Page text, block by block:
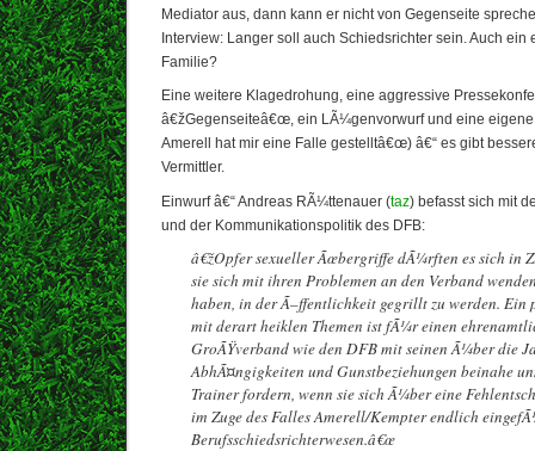
Mediator aus, dann kann er nicht von Gegenseite
Interview: Langer soll auch Schiedsrichter sein. Auch ein
Familie?
Eine weitere Klagedrohung, eine aggressive
â€žGegenseiteâ€œ, ein LÃ¼genvorwurf und eine
Amerell hat mir eine Falle gestelltâ€œ) â€“ es gibt
Vermittler.
Einwurf â€“ Andreas RÃ¼ttenauer (taz) befasst sich mit
und der Kommunikationspolitik des DFB:
â€žOpfer sexueller Ãœbergriffe dÃ¼rften es sich in
sie sich mit ihren Problemen an den Verband
haben, in der Ã–ffentlichkeit gegrillt zu werden. Ein
mit derart heiklen Themen ist fÃ¼r einen
GroÃŸverband wie den DFB mit seinen Ã¼ber die
AbhÃ¤ngigkeiten und Gunstbeziehungen beinahe
Trainer fordern, wenn sie sich Ã¼ber eine
im Zuge des Falles Amerell/Kempter endlich
Berufsschiedsrichterwesen.â€œ